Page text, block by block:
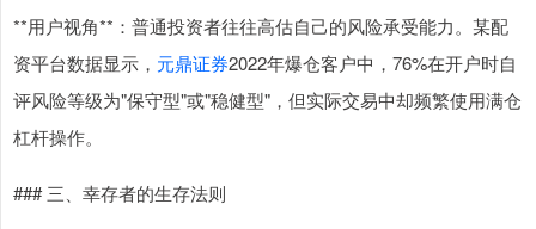
**用户视角**：普通投资者往往高估自己的风险承受能力。某配
资平台数据显示， 元鼎证券2022年爆仓客户中，76%在开户时自
评风险等级为"保守型"或"稳健型"，但实际交易中却频繁使用满仓
杠杆操作。
### 三、幸存者的生存法则